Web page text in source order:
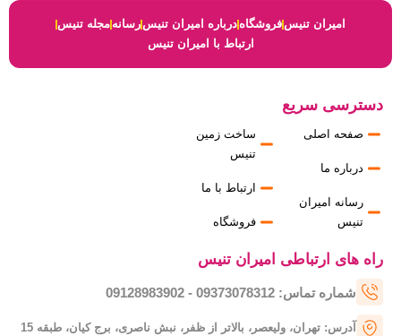
امیران تنیس فروشگاه درباره امیران تنیس رسانه مجله تنیس
ارتباط با امیران تنیس
دسترسی سریع
صفحه اصلی
درباره ما
رسانه امیران
تنیس
ساخت زمین
تنیس
ارتباط با ما
فروشگاه
راه های ارتباطی امیران تنیس
شماره تماس: 09373078312 - 09128983902
آدرس: تهران، ولیعصر، بالاتر از ظفر، نبش ناصری، برج کیان، طبقه 15